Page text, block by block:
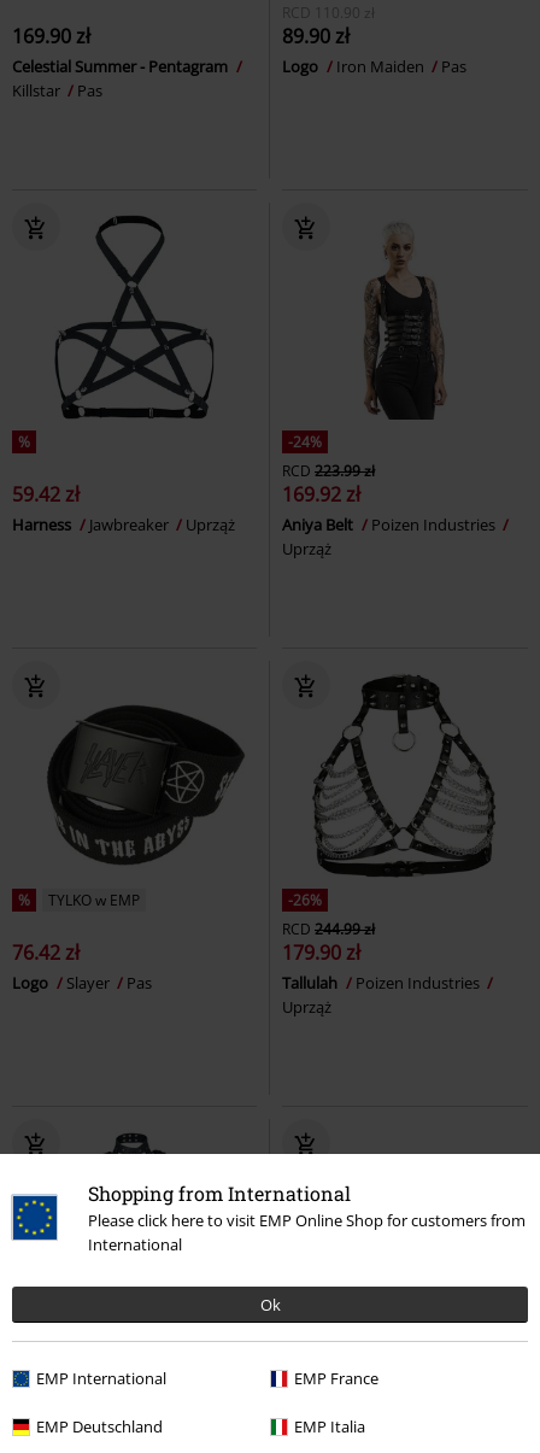
Shopping from International
Please click here to visit EMP Online Shop for customers from
International
Ok
EMP International EMP France
EMP Deutschland EMP Italia
169.90 zł
Celestial Summer - Pentagram
Killstar
Pas
RCD 110.90 zł
89.90 zł
Logo Iron Maiden Pas
%
59.42 zł
Harness Jawbreaker Uprząż
-24%
RCD 223.99 zł
169.92 zł
Aniya Belt
Poizen Industries
Uprząż
% TYLKO w EMP
76.42 zł
Logo Slayer Pas
-26%
RCD 244.99 zł
179.90 zł
Tallulah
Poizen Industries
Uprząż
RCD 132.99 zł
Mase Harness Deppster II Web Belt